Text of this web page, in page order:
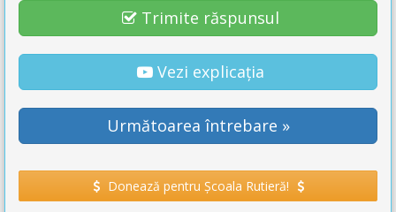
Trimite răspunsul
Vezi explicația
Următoarea întrebare »
Donează pentru Școala Rutieră!